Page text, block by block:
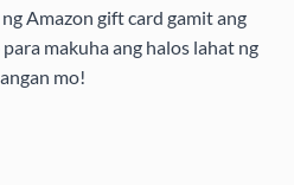
Amazon gift card gamit ang
makuha ang halos lahat ng
mo!